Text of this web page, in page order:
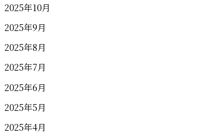
2025年10月
2025年9月
2025年8月
2025年7月
2025年6月
2025年5月
2025年4月